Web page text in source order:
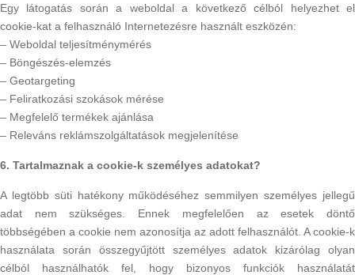
Egy látogatás során a weboldal a következő célból helyezhet el
cookie-kat a felhasználó Internetezésre használt eszközén:
– Weboldal teljesítménymérés
– Böngészés-elemzés
– Geotargeting
– Feliratkozási szokások mérése
– Megfelelő termékek ajánlása
– Releváns reklámszolgáltatások megjelenítése
6. Tartalmaznak a cookie-k személyes adatokat?
A legtöbb süti hatékony működéséhez semmilyen személyes jellegű
adat nem szükséges. Ennek megfelelően az esetek döntő
többségében a cookie nem azonosítja az adott felhasználót. A cookie-k
használata során összegyűjtött személyes adatok kizárólag olyan
célból használhatók fel, hogy bizonyos funkciók használatát